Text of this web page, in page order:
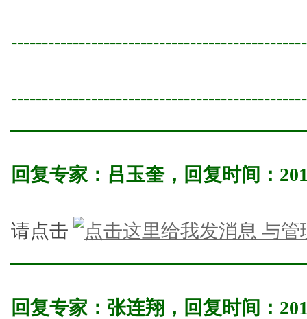
回复专家： 吕玉奎，回复时间：
请点击 与管
回复专家： 张连翔 ，回复时间：